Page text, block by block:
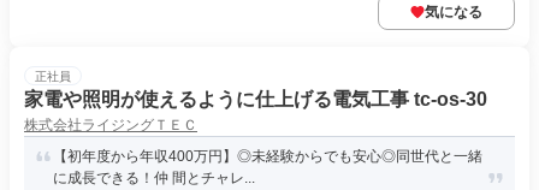
気になる
正社員
家電や照明が使えるように仕上げる電気工事 tc-os-30
株式会社ライジングＴＥＣ
【初年度から年収400万円】◎未経験からでも安心◎同世代と一緒
に成長できる！仲 間とチャレ...